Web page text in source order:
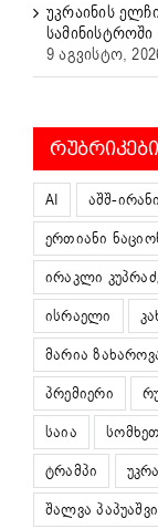
უკრაინის
9 აგვისტო,
ᲠᲣᲑᲠᲘᲙᲔᲑᲘ
AI აშშ-ირანი
ერთიანი
ირაკლი
ისრაელი
მარია
პრემიერი
საია
ტრამპი
შალვა